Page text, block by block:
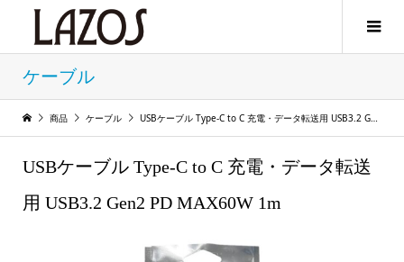
ケーブル
商品 ケーブル USBケーブル Type-C to C 充電・データ転送用 USB3.2 Gen2 PD MAX60W 1m
USBケーブル Type-C to C 充電・データ転送
用 USB3.2 Gen2 PD MAX60W 1m